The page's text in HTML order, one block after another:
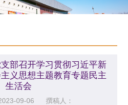
部召开学习贯彻习近平新
义思想主题教育专题民主
生活会
09-06 撰稿人：